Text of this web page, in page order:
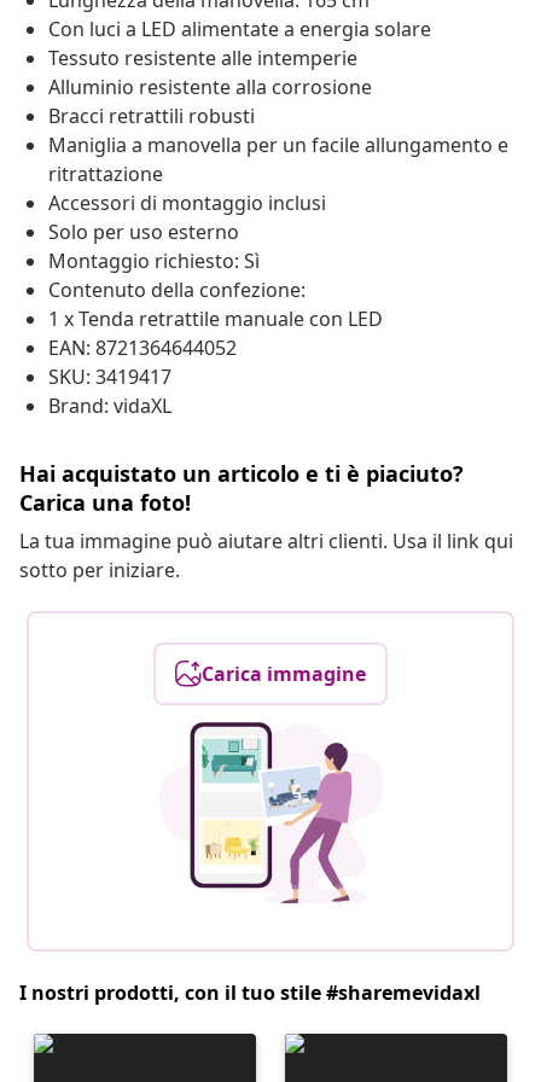
Con luci a LED alimentate a energia solare
Tessuto resistente alle intemperie
Alluminio resistente alla corrosione
Bracci retrattili robusti
Maniglia a manovella per un facile allungamento e
ritrattazione
Accessori di montaggio inclusi
Solo per uso esterno
Montaggio richiesto: Sì
Contenuto della confezione:
1 x Tenda retrattile manuale con LED
EAN: 8721364644052
SKU: 3419417
Brand: vidaXL
Hai acquistato un articolo e ti è piaciuto?
Carica una foto!
La tua immagine può aiutare altri clienti. Usa il link qui
sotto per iniziare.
Carica immagine
I nostri prodotti, con il tuo stile #sharemevidaxl